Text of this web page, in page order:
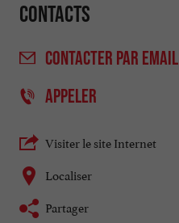
Contacts
CONTACTER PAR EMAIL
APPELER
Visiter le site Internet
Localiser
Partager